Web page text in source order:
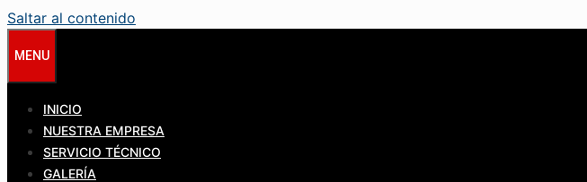
Saltar al contenido
MENU
INICIO
NUESTRA EMPRESA
SERVICIO TÉCNICO
GALERÍA